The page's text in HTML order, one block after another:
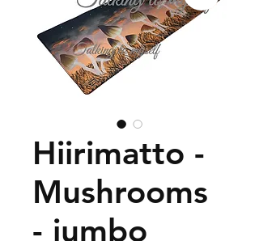
Hiirimatto -
Mushrooms
- jumbo